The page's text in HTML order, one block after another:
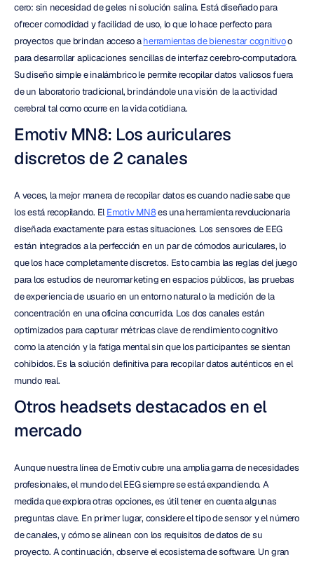
cero: sin necesidad de geles ni solución salina. Está diseñado para
ofrecer comodidad y facilidad de uso, lo que lo hace perfecto para
proyectos que brindan acceso a herramientas de bienestar cognitivo o
para desarrollar aplicaciones sencillas de interfaz cerebro-computadora.
Su diseño simple e inalámbrico le permite recopilar datos valiosos fuera
de un laboratorio tradicional, brindándole una visión de la actividad
cerebral tal como ocurre en la vida cotidiana.
Emotiv MN8: Los auriculares
discretos de 2 canales
A veces, la mejor manera de recopilar datos es cuando nadie sabe que
los está recopilando. El Emotiv MN8 es una herramienta revolucionaria
diseñada exactamente para estas situaciones. Los sensores de EEG
están integrados a la perfección en un par de cómodos auriculares, lo
que los hace completamente discretos. Esto cambia las reglas del juego
para los estudios de neuromarketing en espacios públicos, las pruebas
de experiencia de usuario en un entorno natural o la medición de la
concentración en una oficina concurrida. Los dos canales están
optimizados para capturar métricas clave de rendimiento cognitivo
como la atención y la fatiga mental sin que los participantes se sientan
cohibidos. Es la solución definitiva para recopilar datos auténticos en el
mundo real.
Otros headsets destacados en el
mercado
Aunque nuestra línea de Emotiv cubre una amplia gama de necesidades
profesionales, el mundo del EEG siempre se está expandiendo. A
medida que explora otras opciones, es útil tener en cuenta algunas
preguntas clave. En primer lugar, considere el tipo de sensor y el número
de canales, y cómo se alinean con los requisitos de datos de su
proyecto. A continuación, observe el ecosistema de software. Un gran